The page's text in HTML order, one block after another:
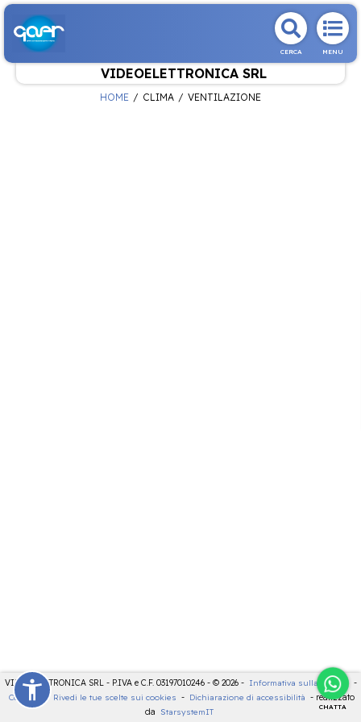
CERCA MENU
VIDEOELETTRONICA SRL
CHATTA
HOME CLIMA VENTILAZIONE
VIDEOELETTRONICA SRL - P.IVA e C.F. 03197010246 - © 2026 - Informativa sulla privacy -
Cookies
- Rivedi le tue scelte sui cookies - Dichiarazione di accessibilità - realizzato
da
StarsystemIT